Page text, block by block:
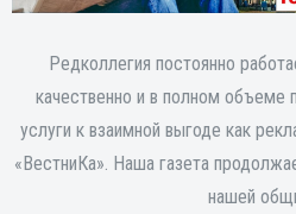
Редколлегия постоянно
качественно и в полном объеме
услуги к взаимной выгоде как
«ВестниКа». Наша газета
нашей